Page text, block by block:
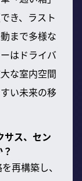
き、ラスト
まで多様な
はドライバ
な室内空間
い未来の移
サス、セン
再構築し、